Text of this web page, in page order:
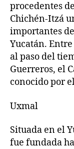
procedentes
Chichén-Itzá
importantes
Yucatán.
al paso del
Guerreros, el
conocido por
Uxmal
Situada en el
fue fundada